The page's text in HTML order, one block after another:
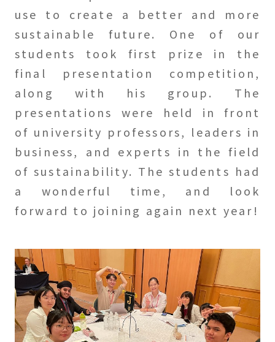
use to create a better and more
sustainable future. One of our
students took first prize in the
final presentation competition,
along with his group. The
presentations were held in front
of university professors, leaders in
business, and experts in the field
of sustainability. The students had
a wonderful time, and look
forward to joining again next year!